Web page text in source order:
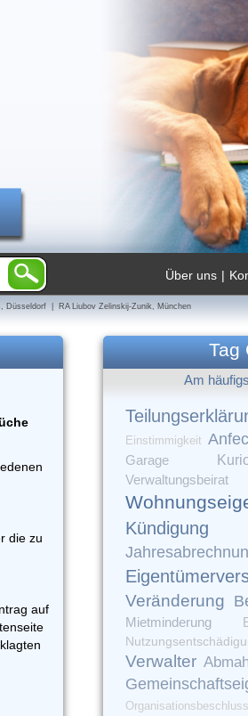
|
Über uns
Düsseldorf | RA Liubov Zelinskij-Zunik, München
die zu
auf
Tag
Am
Einstimmigkeit
Garage
Verwaltungsbeirat
Kündigung
Veränderung
Mietminderung
Verwalter
Organisationsbeschluss